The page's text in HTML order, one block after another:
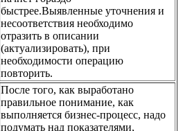
быстрее.Выявленные уточнения и
несоответствия необходимо
отразить в описании
(актуализировать), при
необходимости операцию
повторить.
После того, как выработано
правильное понимание, как
выполняется бизнес-процесс, надо
подумать над показателями,